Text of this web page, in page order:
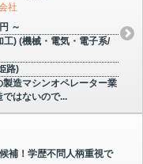
社
～
) (機械・電気・電子系/
路)
製造マシンオペレーター業
はないので...
補！学歴不問人柄重視で